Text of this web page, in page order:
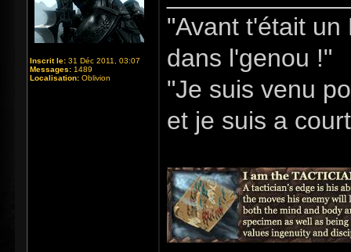
Inscrit le: 31 Déc 2011, 03:07
Messages: 1489
Localisation: Oblivion
"Avant t'était
dans l'genou !"
"Je suis venu
et je suis a